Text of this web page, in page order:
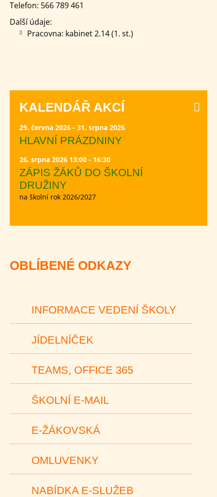
Telefon: 566 789 461
Další údaje:
Pracovna: kabinet 2.14 (1. st.)
KALENDÁŘ AKCÍ
29. června 2026 - 31. srpna 2026
HLAVNÍ PRÁZDNINY
26. srpna 2026 13:00 - 16:30
ZÁPIS ŽÁKŮ DO ŠKOLNÍ
DRUŽINY
na školní rok 2026/2027
OBLÍBENÉ ODKAZY
INFORMACE VEDENÍ ŠKOLY
JÍDELNÍČEK
TEAMS, OFFICE 365
ŠKOLNÍ E-MAIL
E-ŽÁKOVSKÁ
OMLUVENKY
NABÍDKA E-SLUŽEB